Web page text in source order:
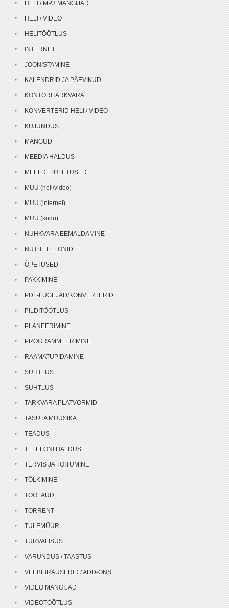
HELI / MP3 MÄNGIJAD
HELI / VIDEO
HELITÖÖTLUS
INTERNET
JOONISTAMINE
KALENDRID JA PÄEVIKUD
KONTORITARKVARA
KONVERTERID HELI / VIDEO
KUJUNDUS
MÄNGUD
MEEDIA HALDUS
MEELDETULETUSED
MUU (heli/video)
MUU (internet)
MUU (kodu)
NUHKVARA EEMALDAMINE
NUTITELEFONID
ÕPETUSED
PAKKIMINE
PDF-LUGEJAD/KONVERTERID
PILDITÖÖTLUS
PLANEERIMINE
PROGRAMMEERIMINE
RAAMATUPIDAMINE
SUHTLUS
SUHTLUS
TARKVARA PLATVORMID
TASUTA MUUSIKA
TEADUS
TELEFONI HALDUS
TERVIS JA TOITUMINE
TÕLKIMINE
TÖÖLAUD
TORRENT
TULEMÜÜR
TURVALISUS
VARUNDUS / TAASTUS
VEEBIBRAUSERID / ADD-ONS
VIDEO MÄNGIJAD
VIDEOTÖÖTLUS